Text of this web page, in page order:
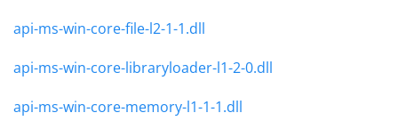
api-ms-win-core-file-l2-1-1.dll
api-ms-win-core-libraryloader-l1-2-0.dll
api-ms-win-core-memory-l1-1-1.dll